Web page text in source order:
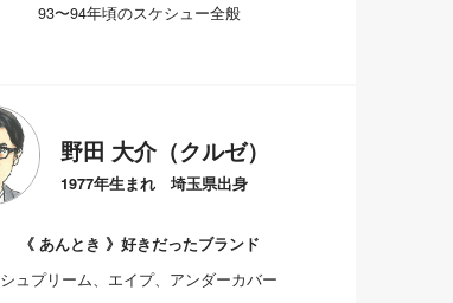
93〜94年頃のスケシュー全般
野田 大介（クルゼ）
1977年生まれ 埼玉県出身
《 あんとき 》好きだったブランド
シュプリーム、エイプ、アンダーカバー